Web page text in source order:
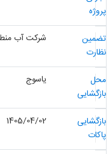
شرکت آب
یاسوج
1405/04/02